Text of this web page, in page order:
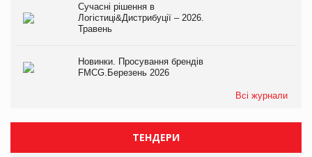
Сучасні рішення в
Логістиці&Дистрибуції – 2026.
Травень
Новинки. Просування брендів
FMCG.Березень 2026
Всі журнали
ТЕНДЕРИ